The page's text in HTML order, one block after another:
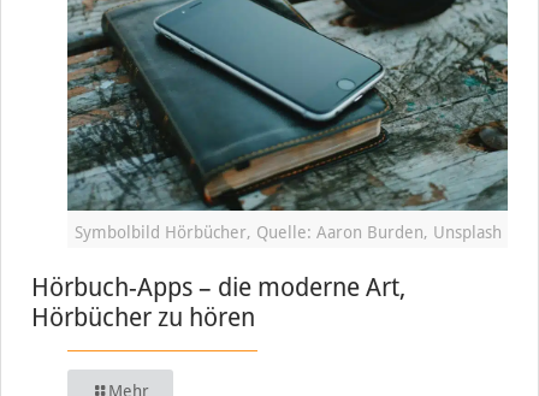
Symbolbild Hörbücher, Quelle: Aaron Burden, Unsplash
Hörbuch-Apps – die moderne Art,
Hörbücher zu hören
Mehr